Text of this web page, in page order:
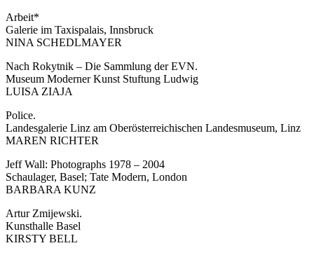
Arbeit*
Galerie im Taxispalais, Innsbruck
NINA SCHEDLMAYER
Nach Rokytnik – Die Sammlung der EVN.
Museum Moderner Kunst Stuftung Ludwig
LUISA ZIAJA
Police.
Landesgalerie Linz am Oberösterreichischen Landesmuseum, Linz
MAREN RICHTER
Jeff Wall: Photographs 1978 – 2004
Schaulager, Basel; Tate Modern, London
BARBARA KUNZ
Artur Zmijewski.
Kunsthalle Basel
KIRSTY BELL